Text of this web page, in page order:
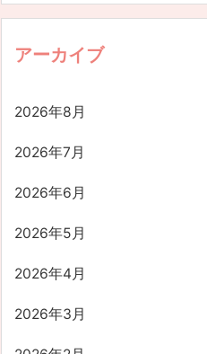
アーカイブ
2026年8月
2026年7月
2026年6月
2026年5月
2026年4月
2026年3月